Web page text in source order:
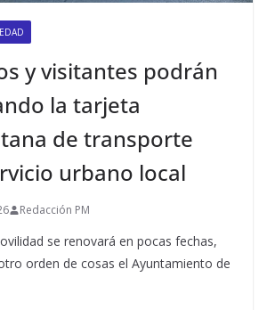
y visitantes podrán
la tarjeta
de transporte
urbano local
Redacción PM
se renovará en pocas fechas,
orden de cosas el Ayuntamiento de